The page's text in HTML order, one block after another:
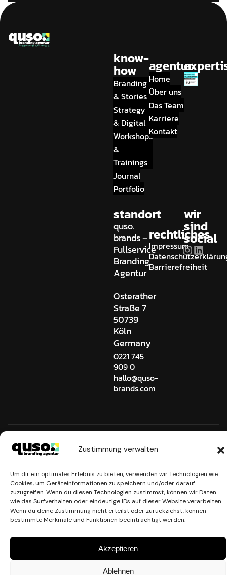
Zustimmung verwalten
Um dir ein optimales Erlebnis zu bieten, verwenden wir Technologien wie
Cookies, um Geräteinformationen zu speichern und/oder darauf
zuzugreifen. Wenn du diesen Technologien zustimmst, können wir Daten
wie das Surfverhalten oder eindeutige IDs auf dieser Website verarbeiten.
Wenn du deine Zustimmung nicht erteilst oder zurückziehst, können
bestimmte Merkmale und Funktionen beeinträchtigt werden.
Akzeptieren
Ablehnen
know-
how
Branding
& Stories
Strategy
& Digital
Workshops
&
Trainings
Journal
Portfolio
agentur
Home
Über uns
Das Team
Karriere
Kontakt
standort
quso.
brands –
Fullservice
Branding
Agentur
Osterather
Straße 7
50739
Köln
Germany
0221 745
909 0
hallo@quso-
brands.com
rechtliches
Impressum
Barrierefreiheit
wir
sind
social